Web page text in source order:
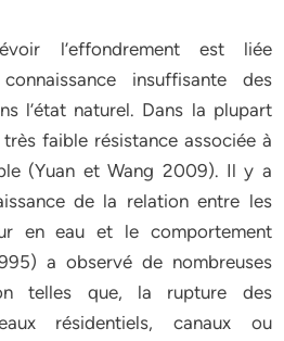
l’effondrement est liée
insuffisante des
l’état naturel. Dans la plupart
faible résistance associée à
(Yuan et Wang 2009). Il y a
de la relation entre les
en eau et le comportement
a observé de nombreuses
telles que, la rupture des
résidentiels, canaux ou